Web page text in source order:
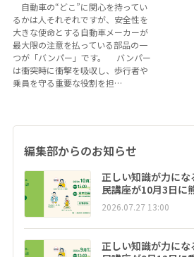
自動車の“どこ”に関心を持ってい
るかは人それぞれですが、安全性を
大きな使命とする自動車メーカーが
最大限の注意を払っている部品の一
つが「バンパー」です。 バンパー
は衝突時に衝撃を吸収し、歩行者や
乗員を守る重要な役割を担…
編集部からのお知らせ
正しい知識が力に
民講座が10月3日に
2026.07.27 13:00
正しい知識が力に